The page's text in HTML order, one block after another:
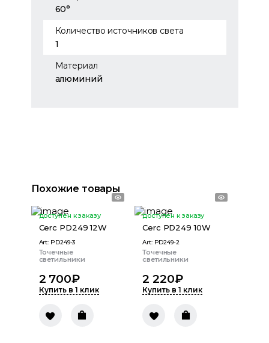
60°
Количество источников света
1
Материал
алюминий
Похожие товары
доступен к заказу
Cerc PD249 12W
Art: PD249-3
Точечные
светильники
2 700₽
Купить в 1 клик
доступен к заказу
Cerc PD249 10W
Art: PD249-2
Точечные
светильники
2 220₽
Купить в 1 клик